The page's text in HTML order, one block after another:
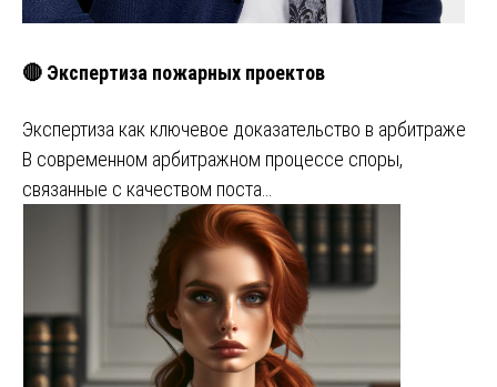
🔴 Экспертиза пожарных проектов
Экспертиза как ключевое доказательство в арбитраже
В современном арбитражном процессе споры,
связанные с качеством поста…